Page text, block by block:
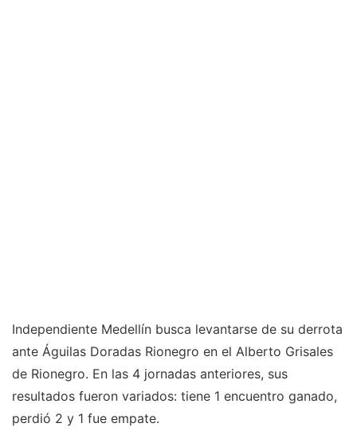
Independiente Medellín busca levantarse de su derrota
ante Águilas Doradas Rionegro en el Alberto Grisales
de Rionegro. En las 4 jornadas anteriores, sus
resultados fueron variados: tiene 1 encuentro ganado,
perdió 2 y 1 fue empate.